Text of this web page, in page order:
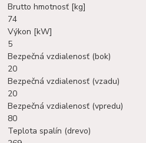
Brutto hmotnosť [kg]
74
Výkon [kW]
5
Bezpečná vzdialenosť (bok)
20
Bezpečná vzdialenosť (vzadu)
20
Bezpečná vzdialenosť (vpredu)
80
Teplota spalín (drevo)